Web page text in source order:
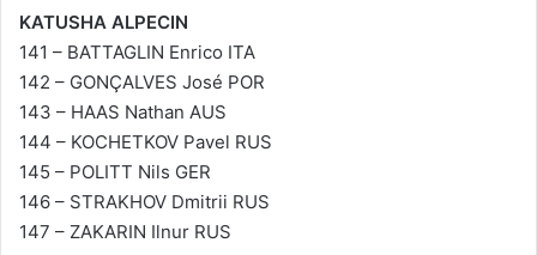
KATUSHA ALPECIN
141 – BATTAGLIN Enrico ITA
142 – GONÇALVES José POR
143 – HAAS Nathan AUS
144 – KOCHETKOV Pavel RUS
145 – POLITT Nils GER
146 – STRAKHOV Dmitrii RUS
147 – ZAKARIN Ilnur RUS